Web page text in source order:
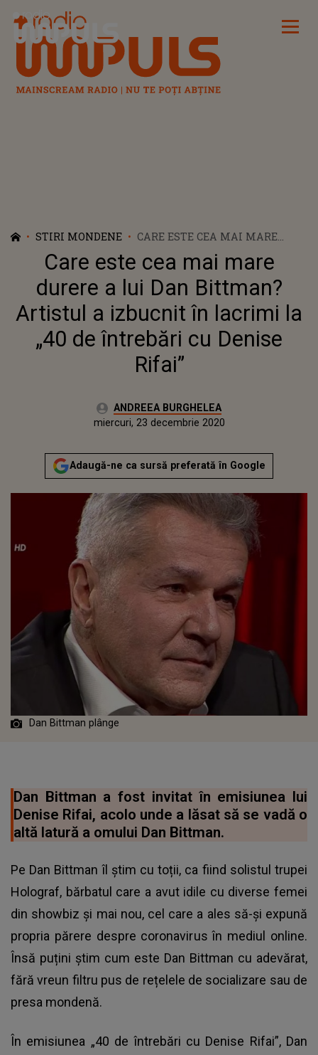
Radio Impuls
STIRI MONDENE
CARE ESTE CEA MAI MARE
DURERE A LUI DAN BITTMAN?
ARTISTUL A IZBUCNIT ÎN
LACRIMI LA „40 DE ÎNTREBĂRI
CU DENISE RIFAI”
Care este cea mai mare
durere a lui Dan Bittman?
Artistul a izbucnit în lacrimi la
„40 de întrebări cu Denise
Rifai”
Autor:ANDREEA BURGHELEA
Publicat:
miercuri, 23 decembrie 2020
Adaugă-ne ca sursă preferată în Google
Dan Bittman plânge
Dan Bittman a fost invitat în emisiunea lui
Denise Rifai, acolo unde a lăsat să se vadă o
altă latură a omului Dan Bittman.
Pe Dan Bittman îl știm cu toții, ca fiind solistul trupei
Holograf, bărbatul care a avut idile cu diverse femei
din showbiz și mai nou, cel care a ales să-și expună
propria părere despre coronavirus în mediul online.
Însă puțini știm cum este Dan Bittman cu adevărat,
fără vreun filtru pus de rețelele de socializare sau de
presa mondenă.
În emisiunea „40 de întrebări cu Denise Rifai”, Dan